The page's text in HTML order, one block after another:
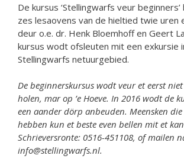
De kursus ‘Stellingwarfs veur
zes lesaovens van de hieltied twie uren
deur o.e. dr. Henk Bloemhoff en Geert
kursus wodt ofsleuten mit een exkursie
Stellingwarfs netuurgebied.
De beginnerskursus wodt veur et eerst
holen, mar op ’e Hoeve. In 2016 wodt de
een aander dörp anbeuden. Meensken die
hebben kun et beste even bellen mit et
Schrieversronte: 0516-451108, of mailen
info@stellingwarfs.nl.